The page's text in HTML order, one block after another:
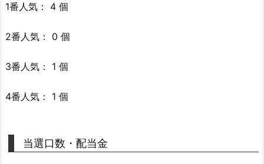
1番人気： 4 個
2番人気： 0 個
3番人気： 1 個
4番人気： 1 個
当選口数・配当金